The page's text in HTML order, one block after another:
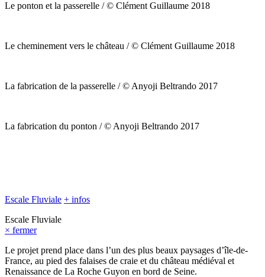
Le ponton et la passerelle / © Clément Guillaume 2018
Le cheminement vers le château / © Clément Guillaume 2018
La fabrication de la passerelle / © Anyoji Beltrando 2017
La fabrication du ponton / © Anyoji Beltrando 2017
Escale Fluviale + infos
Escale Fluviale
× fermer
Le projet prend place dans l’un des plus beaux paysages d’île-de-
France, au pied des falaises de craie et du château médiéval et
Renaissance de La Roche Guyon en bord de Seine.